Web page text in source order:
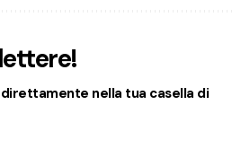
nella tua casella di